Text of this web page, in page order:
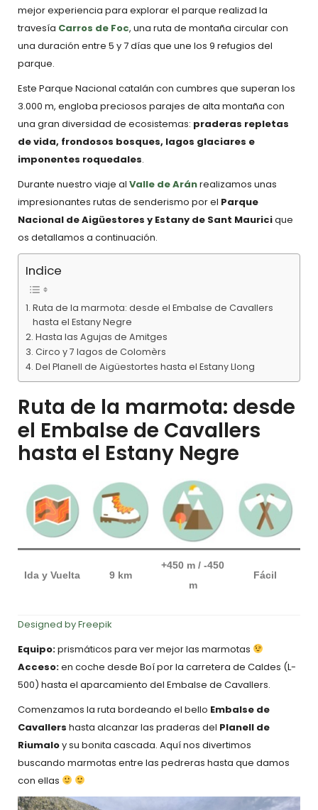
mejor experiencia para explorar el parque realizad la
travesía Carros de Foc, una ruta de montaña circular con
una duración entre 5 y 7 días que une los 9 refugios del
parque.
Este Parque Nacional catalán con cumbres que superan los
3.000 m, engloba preciosos parajes de alta montaña con
una gran diversidad de ecosistemas: praderas repletas
de vida, frondosos bosques, lagos glaciares e
imponentes roquedales.
Durante nuestro viaje al Valle de Aránrealizamos unas
impresionantes rutas de senderismo por el Parque
Nacional de Aigüestores y Estany de Sant Mauricique
os detallamos a continuación.
Indice
Ruta de la marmota: desde el Embalse de Cavallers
hasta el Estany Negre
Hasta las Agujas de Amitges
Circo y 7 lagos de Colomèrs
Del Planell de Aigüestortes hasta el Estany Llong
Ruta de la marmota: desde
el Embalse de Cavallers
hasta el Estany Negre
Ida y Vuelta 9 km
+450 m / -450
m
Fácil
Designed by Freepik
Equipo:prismáticos para ver mejor las marmotas
Acceso:en coche desde Boí por la carretera de Caldes (L-
500) hasta el aparcamiento del Embalse de Cavallers.
Comenzamos la ruta bordeando el bello Embalse de
Cavallers hasta alcanzar las praderas del Planell de
Riumaloy su bonita cascada. Aquí nos divertimos
buscando marmotas entre las pedreras hasta que damos
con ellas